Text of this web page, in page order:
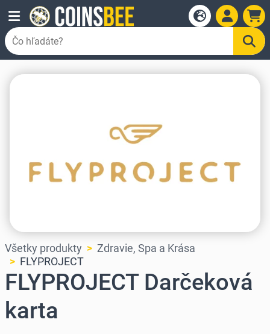
Všetky produkty
Zdravie, Spa a Krása
FLYPROJECT
FLYPROJECT Darčeková
karta